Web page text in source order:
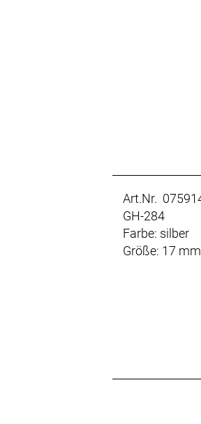
Art.Nr.
GH-284
Farbe: silber
Größe: 17 mm